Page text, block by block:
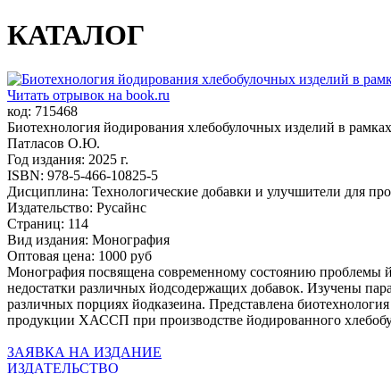
КАТАЛОГ
Читать отрывок на book.ru
код: 715468
Биотехнология йодирования хлебобулочных изделий в
Патласов О.Ю.
Год издания: 2025 г.
ISBN: 978-5-466-10825-5
Дисциплина: Технологические добавки и улучшители для
Издательство: Русайнс
Страниц: 114
Вид издания: Монография
Оптовая цена: 1000 руб
Монография посвящена современному состоянию
недостатки различных йодсодержащих добавок. Изучены
различных порциях йодказеина. Представлена
продукции ХАССП при производстве йодированного
ЗАЯВКА НА ИЗДАНИЕ
ИЗДАТЕЛЬСТВО